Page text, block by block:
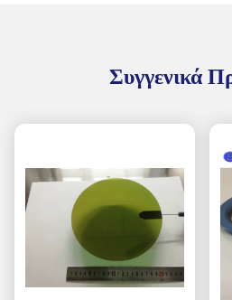
Συγγενικά